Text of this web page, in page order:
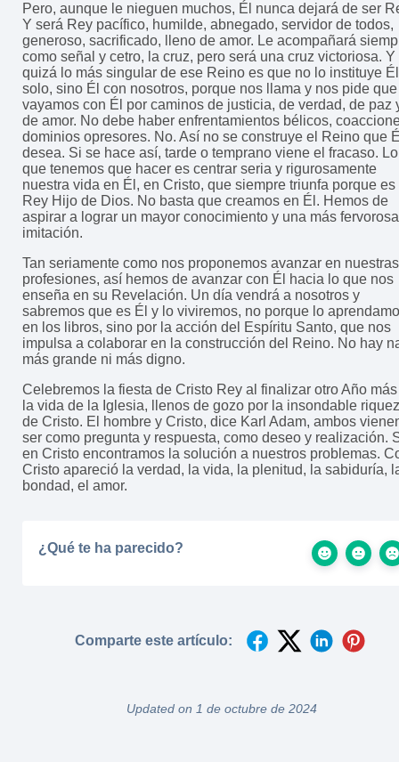
Pero, aunque le nieguen muchos, Él nunca dejará de ser
Y será Rey pacífico, humilde, abnegado, servidor de todos,
generoso, sacrificado, lleno de amor. Le acompañará
como señal y cetro, la cruz, pero será una cruz victoriosa. Y
quizá lo más singular de ese Reino es que no lo instituye Él
solo, sino Él con nosotros, porque nos llama y nos pide que
vayamos con Él por caminos de justicia, de verdad, de paz
de amor. No debe haber enfrentamientos bélicos,
dominios opresores. No. Así no se construye el Reino que
desea. Si se hace así, tarde o temprano viene el fracaso. Lo
que tenemos que hacer es centrar seria y rigurosamente
nuestra vida en Él, en Cristo, que siempre triunfa porque es
Rey Hijo de Dios. No basta que creamos en Él. Hemos de
aspirar a lograr un mayor conocimiento y una más fervorosa
imitación.
Tan seriamente como nos proponemos avanzar en nuestras
profesiones, así hemos de avanzar con Él hacia lo que nos
enseña en su Revelación. Un día vendrá a nosotros y
sabremos que es Él y lo viviremos, no porque lo
en los libros, sino por la acción del Espíritu Santo, que nos
impulsa a colaborar en la construcción del Reino. No hay
más grande ni más digno.
Celebremos la fiesta de Cristo Rey al finalizar otro Año
la vida de la Iglesia, llenos de gozo por la insondable
de Cristo. El hombre y Cristo, dice Karl Adam, ambos
ser como pregunta y respuesta, como deseo y realización.
en Cristo encontramos la solución a nuestros problemas.
Cristo apareció la verdad, la vida, la plenitud, la sabiduría,
bondad, el amor.
¿Qué te ha parecido?
Comparte este artículo:
Updated on 1 de octubre de 2024